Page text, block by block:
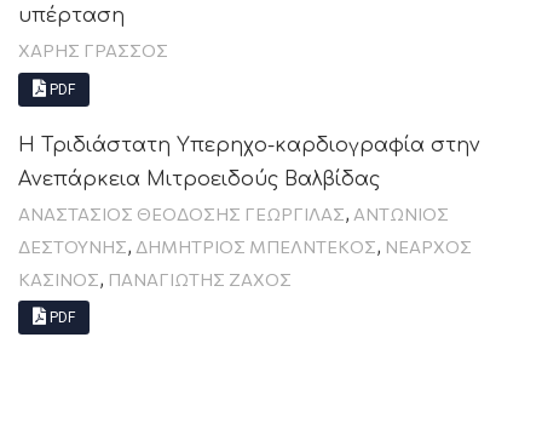
υπέρταση
ΧΆΡΗΣ ΓΡΆΣΣΟΣ
PDF
Η Τριδιάστατη Υπερηχο-καρδιογραφία στην
Aνεπάρκεια Mιτροειδούς Bαλβίδας
ΑΝΑΣΤΆΣΙΟΣ ΘΕΟΔΌΣΗΣ ΓΕΩΡΓΙΛΆΣ, ΑΝΤΏΝΙΟΣ
ΔΕΣΤΟΎΝΗΣ, ΔΗΜΉΤΡΙΟΣ ΜΠΕΛΝΤΈΚΟΣ, ΝΈΑΡΧΟΣ
ΚΆΣΙΝΟΣ, ΠΑΝΑΓΙΏΤΗΣ ΖΆΧΟΣ
PDF